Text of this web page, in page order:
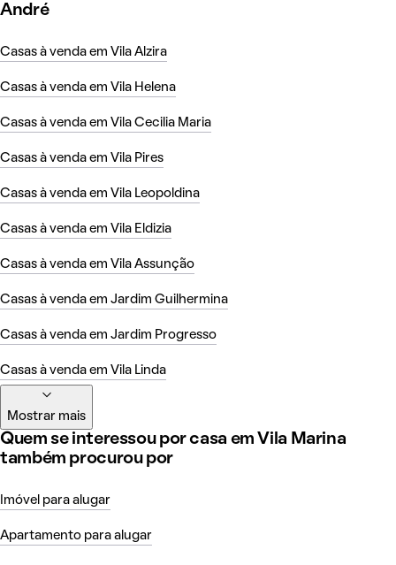
André
Casas à venda em Vila Alzira
Casas à venda em Vila Helena
Casas à venda em Vila Cecilia Maria
Casas à venda em Vila Pires
Casas à venda em Vila Leopoldina
Casas à venda em Vila Eldizia
Casas à venda em Vila Assunção
Casas à venda em Jardim Guilhermina
Casas à venda em Jardim Progresso
Casas à venda em Vila Linda
Mostrar mais
Quem se interessou por casa em Vila Marina
também procurou por
Imóvel para alugar
Apartamento para alugar